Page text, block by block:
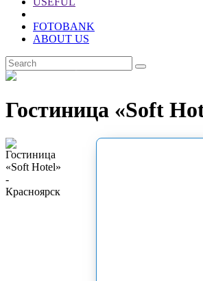
FOTOBANK
ABOUT US
Гостиница «Soft